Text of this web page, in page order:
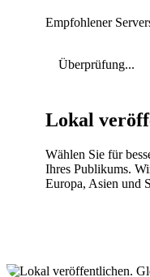
Empfohlener
Überprüfung...
Lokal
Wählen Sie für
Ihres Publikums.
Europa, Asien und